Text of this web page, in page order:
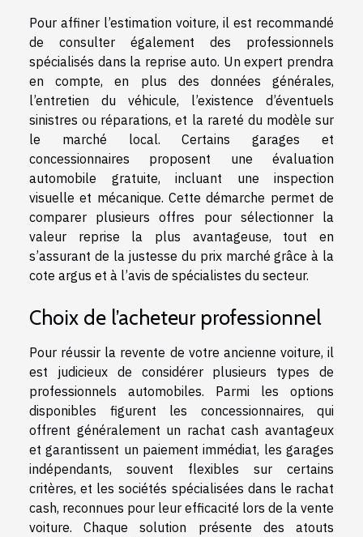
Pour affiner l’estimation voiture, il est recommandé
de consulter également des professionnels
spécialisés dans la reprise auto. Un expert prendra
en compte, en plus des données générales,
l’entretien du véhicule, l’existence d’éventuels
sinistres ou réparations, et la rareté du modèle sur
le marché local. Certains garages et
concessionnaires proposent une évaluation
automobile gratuite, incluant une inspection
visuelle et mécanique. Cette démarche permet de
comparer plusieurs offres pour sélectionner la
valeur reprise la plus avantageuse, tout en
s’assurant de la justesse du prix marché grâce à la
cote argus et à l’avis de spécialistes du secteur.
Choix de l’acheteur professionnel
Pour réussir la revente de votre ancienne voiture, il
est judicieux de considérer plusieurs types de
professionnels automobiles. Parmi les options
disponibles figurent les concessionnaires, qui
offrent généralement un rachat cash avantageux
et garantissent un paiement immédiat, les garages
indépendants, souvent flexibles sur certains
critères, et les sociétés spécialisées dans le rachat
cash, reconnues pour leur efficacité lors de la vente
voiture. Chaque solution présente des atouts